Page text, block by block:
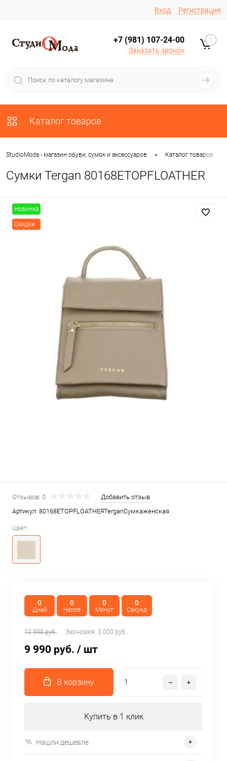
Вход Регистрация
+7 (981) 107-24-00
Заказать звонок
0
Каталог товаров
StudioModa - магазин обуви, сумок и аксессуаров • Каталог товаров
Сумки Tergan 80168ETOPFLOATHER
Новинка
Скидки
Отзывов: 0
Добавить отзыв
Артикул: 80168ETOPFLOATHERTerganСумкаженская
Цвет:
0
Дней
0
Часов
0
Минут
0
Секунд
12 990 руб. Экономия: 3 000 руб.
9 990 руб. / шт
В корзину
Купить в 1 клик
Нашли дешевле